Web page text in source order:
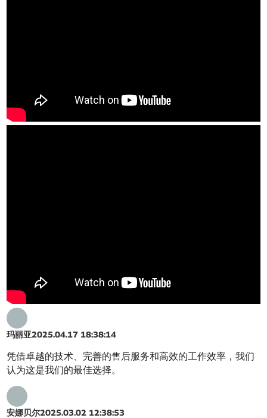
玛丽亚2025.04.17 18:38:14
凭借卓越的技术、完善的售后服务和高效的工作效率，我们
认为这是我们的最佳选择。
安娜贝尔2025.03.02 12:38:53